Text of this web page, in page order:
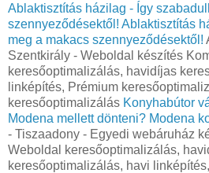
Ablaktisztítás házilag - Így
szennyeződésektől! Ablaktisztítás
meg a makacs szennyeződésektől!
Szentkirály - Weboldal készítés
keresőoptimalizálás, havidíjas
linképítés, Prémium
keresőoptimalizálás Konyhabútor
Modena mellett dönteni? Modena
- Tiszaadony - Egyedi webáruház
Weboldal keresőoptimalizálás,
keresőoptimalizálás, havi